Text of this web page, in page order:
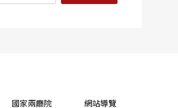
國家兩廳院 網站導覽